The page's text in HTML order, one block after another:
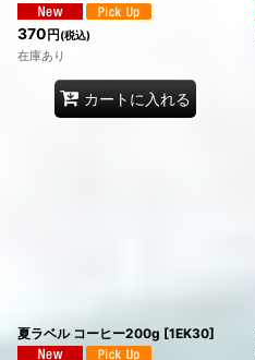
370 円 (税込)
在庫あり
カートに入れる
夏ラベル コーヒー200g [1EK30]